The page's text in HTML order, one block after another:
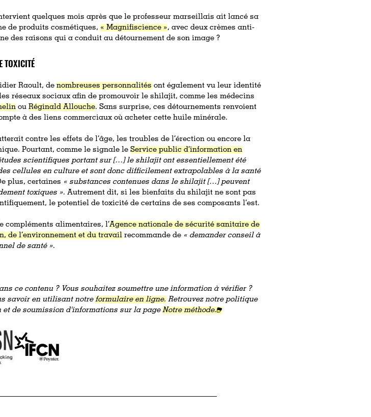
quelques mois après que le professeur marseillais ait lancé sa
de produits cosmétiques, « Magnifiscience », avec deux crèmes anti-
des raisons qui a conduit au détournement de son image ?
TOXICITÉ
Raoult, denombreuses personnalités ont également vu leur identité
réseaux sociaux afin de promouvoir le shilajit, comme les médecins
ouRéginald Allouche. Sans surprise, ces détournements renvoient
à des liens commerciaux où acheter cette huile minérale.
contre les effets de l’âge, les troubles de l’érection ou encore la
Pourtant, comme le signale leService public d’information en
scientifiques portant sur […] le shilajit ont essentiellement été
cellules en culture et sont donc difficilement extrapolables à la santé
plus, certaines «substances contenues dans le shilajit […] peuvent
toxiques ». Autrement dit, si les bienfaits du shilajit ne sont pas
le potentiel de toxicité de certains de ses composants l’est.
compléments alimentaires, l’Agence nationale de sécurité sanitaire de
de l’environnement et du travail recommande de « demander conseil à
de santé ».
ce contenu ? Vous souhaitez soumettre une information à vérifier ?
savoir en utilisant notreformulaire en ligne. Retrouvez notre politique
et de soumission d'informations sur la pageNotre méthode.